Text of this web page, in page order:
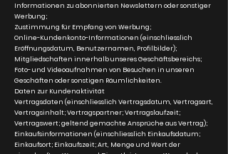
Informationen zu abonnierten Newslettern oder sonstiger
Werbung;
Zustimmung für Empfang von Werbung;
Online-Kundenkonto-Informationen (einschliesslich
Eröffnungsdatum, Benutzernamen, Profilbilder);
Mitgliedschaften innerhalb unseres Geschäftsbereichs;
Foto- und Videoaufnahmen von Besuchen in unseren
Geschäften oder sonstigen Räumlichkeiten.
Daten zur Kundenaktivität
Vertragsdaten (einschliesslich Vertragsdatum, Vertragsart,
Vertragsinhalt; Vertragspartner; Vertragslaufzeit;
Vertragswert; geltend gemachte Ansprüche aus Vertrag);
Einkaufsinformationen (einschliesslich Einkaufsdatum;
Einkaufsort; Einkaufszeit; Art, Menge und Wert der